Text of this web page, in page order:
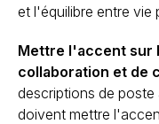
et l'équilibre entre vie
Mettre l'accent sur
collaboration et de
descriptions de poste
doivent mettre